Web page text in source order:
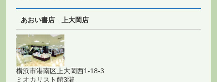
あおい書店 上大岡店
横浜市港南区上大岡西1-18-3
ミオカリスト館3階